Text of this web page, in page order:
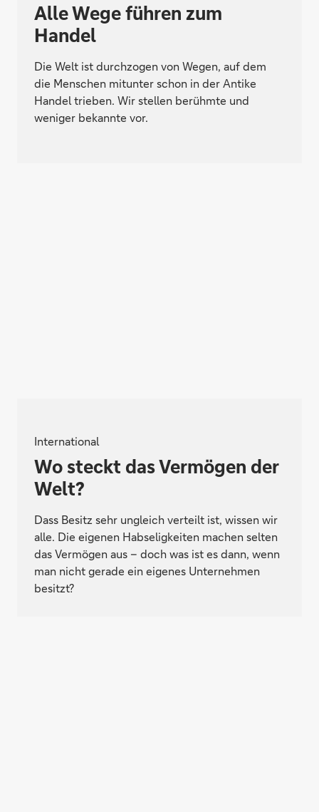
Alle Wege führen zum
Handel
Die Welt ist durchzogen von Wegen, auf dem
die Menschen mitunter schon in der Antike
Handel trieben. Wir stellen berühmte und
weniger bekannte vor.
International
Wo steckt das Vermögen der
Welt?
Dass Besitz sehr ungleich verteilt ist, wissen wir
alle. Die eigenen Habseligkeiten machen selten
das Vermögen aus – doch was ist es dann, wenn
man nicht gerade ein eigenes Unternehmen
besitzt?